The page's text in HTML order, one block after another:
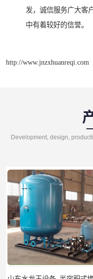
发，诚信服务广大客
中有着较好的信誉。
http://www.jnzxhuanreqi.com